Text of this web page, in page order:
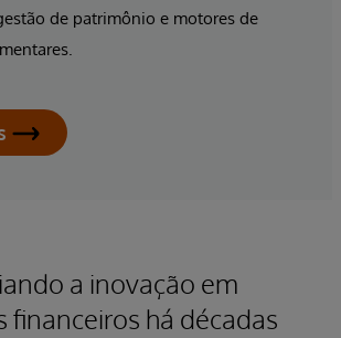
de patrimônio e motores de
a inovação em
financeiros há décadas